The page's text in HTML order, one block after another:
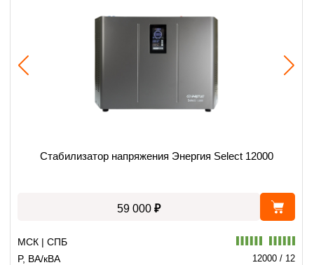
Стабилизатор напряжения Энергия Select 12000
59 000 ₽
МСК | СПБ
P, ВА/кВА
12000 / 12